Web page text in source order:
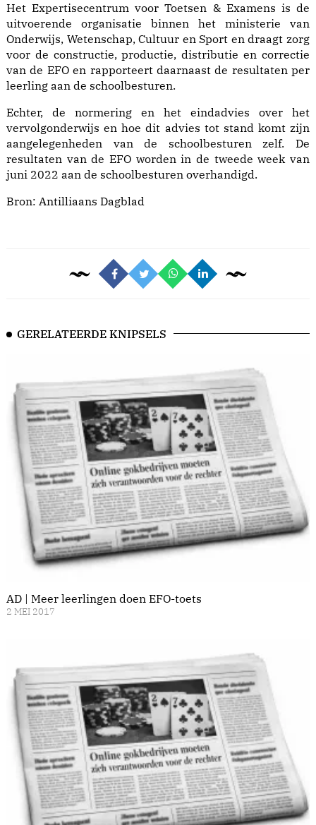
Het Expertisecentrum voor Toetsen & Examens is de
uitvoerende organisatie binnen het ministerie van
Onderwijs, Wetenschap, Cultuur en Sport en draagt zorg
voor de constructie, productie, distributie en correctie
van de EFO en rapporteert daarnaast de resultaten per
leerling aan de schoolbesturen.
Echter, de normering en het eindadvies over het
vervolgonderwijs en hoe dit advies tot stand komt zijn
aangelegenheden van de schoolbesturen zelf. De
resultaten van de EFO worden in de tweede week van
juni 2022 aan de schoolbesturen overhandigd.
Bron: Antilliaans Dagblad
GERELATEERDE KNIPSELS
AD | Meer leerlingen doen EFO-toets
2 MEI 2017